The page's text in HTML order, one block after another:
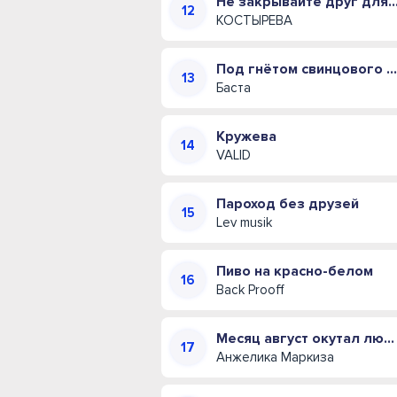
КОСТЫРЕВА
Под гнётом свинцового купола
Баста
Кружева
VALID
Пароход без друзей
Lev musik
Пиво на красно-белом
Back Prooff
Месяц август окутал любовью своей
Анжелика Маркиза